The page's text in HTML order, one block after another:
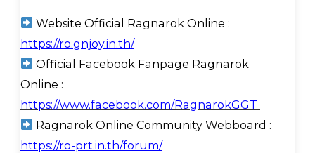
Website Official Ragnarok Online :
https://ro.gnjoy.in.th/
Official Facebook Fanpage Ragnarok
Online :
https://www.facebook.com/RagnarokGGT
Ragnarok Online Community Webboard :
https://ro-prt.in.th/forum/